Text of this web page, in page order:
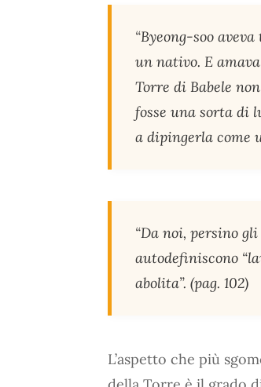
“Byeong-soo
un nativo. E
Torre di Babele
fosse una sorta di
a dipingerla come
“Da noi, persino
autodefiniscono
abolita”. (pag. 102)
L’aspetto che più